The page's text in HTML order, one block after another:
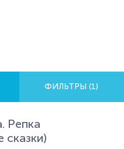
ФИЛЬТРЫ (1)
Репка
сказки)